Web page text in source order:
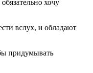
хочу
вслух, и обладают
придумывать